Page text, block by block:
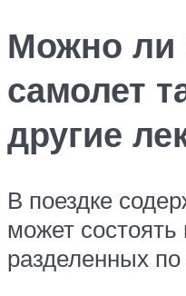
Можно ли
самолет
другие
В поездке
может состоять
разделенных по